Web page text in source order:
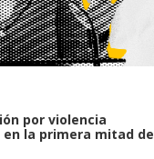
por violencia
la primera mitad de